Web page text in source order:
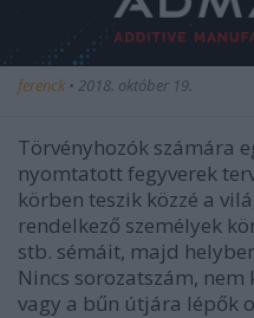
ferenck • 2018. október 19.
Törvényhozók számára
nyomtatott fegyverek
körben teszik közzé a
rendelkező személyek
stb. sémáit, majd
Nincs sorozatszám,
vagy a bűn útjára lépők